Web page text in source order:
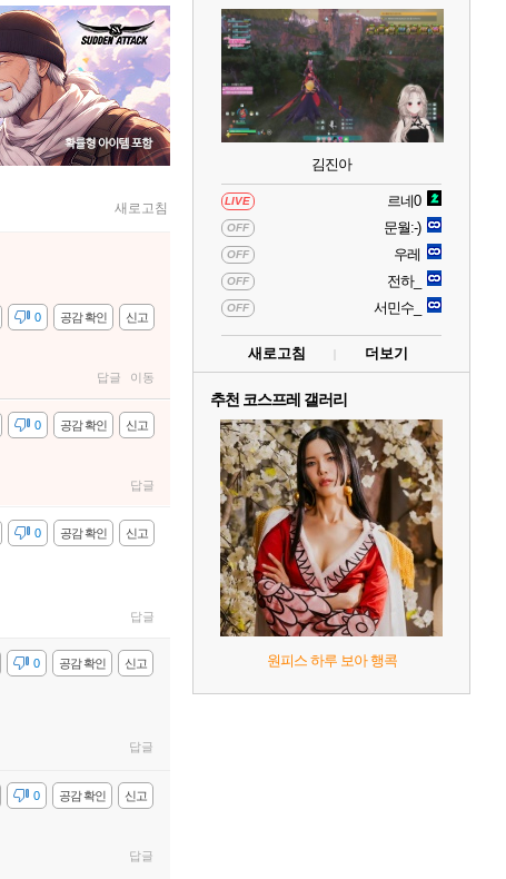
새로고침
신고
공감 확인
0
답글 이동
신고
공감 확인
0
답글
신고
공감 확인
0
답글
신고
공감 확인
0
답글
신고
공감 확인
0
답글
김진아
LIVE 르네0
OFF 문월:-)
OFF 우레
OFF 전하_
OFF 서민수_
새로고침 더보기
추천 코스프레 갤러리
원피스 하루 보아 행콕